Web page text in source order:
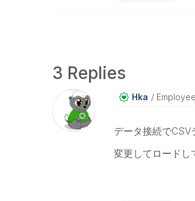
3 Replies
Hka Employee
データ接続で
変更してロードし